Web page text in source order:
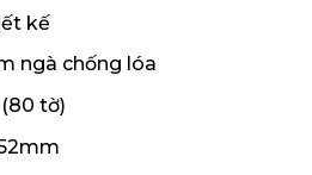
kế
ngà chống lóa
tờ)